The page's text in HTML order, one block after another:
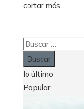
cortar más
Buscar:
lo último
Popular